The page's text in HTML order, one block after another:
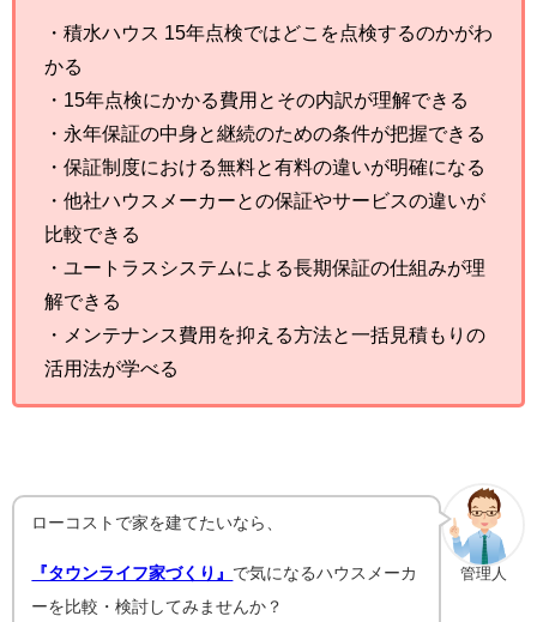
・積水ハウス 15年点検ではどこを点検するのかがわ
かる
・15年点検にかかる費用とその内訳が理解できる
・永年保証の中身と継続のための条件が把握できる
・保証制度における無料と有料の違いが明確になる
・他社ハウスメーカーとの保証やサービスの違いが
比較できる
・ユートラスシステムによる長期保証の仕組みが理
解できる
・メンテナンス費用を抑える方法と一括見積もりの
活用法が学べる
管理人
ローコストで家を建てたいなら、
『タウンライフ家づくり』 で気になるハウスメーカ
ーを比較・検討してみませんか？